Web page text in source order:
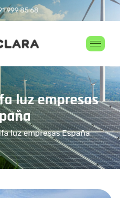
999 85 68
luz empresas
luz empresas España